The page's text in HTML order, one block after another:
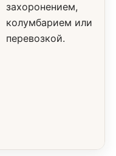
захоронением,
колумбарием или
перевозкой.